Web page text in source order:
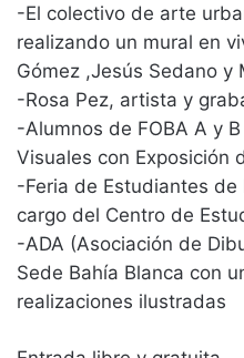
-El colectivo de arte
realizando un mural en
Gómez ,Jesús Sedano y
-Rosa Pez, artista y
-Alumnos de FOBA A y
Visuales con Exposición
-Feria de Estudiantes de
cargo del Centro de
-ADA (Asociación de
Sede Bahía Blanca con
realizaciones ilustradas